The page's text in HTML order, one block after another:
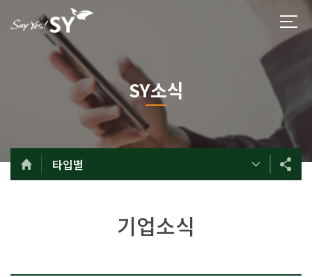
SY소식
타입별
기업소식